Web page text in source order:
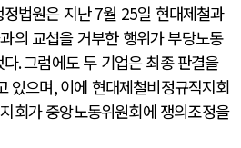
법원은 지난7월 25일 현대제철과
의 교섭을 거부한 행위가 부당노동
다.그럼에도 두 기업은 최종 판결을
있으며,이에 현대제철비정규직지회
회가 중앙노동위원회에 쟁의조정을